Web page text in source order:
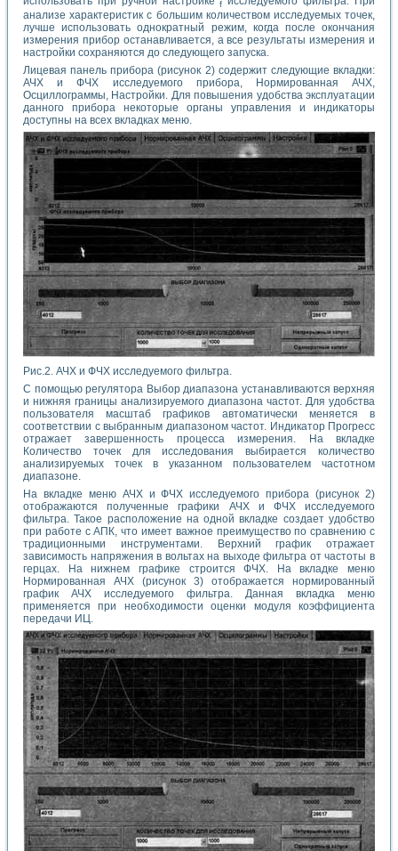
f
анализе характеристик с большим количеством исследуемых точек,
лучше использовать однократный режим, когда после окончания
измерения прибор останавливается, а все результаты измерения и
настройки сохраняются до следующего запуска.
Лицевая панель прибора (рисунок 2) содержит следующие вкладки:
АЧХ и ФЧХ исследуемого прибора, Нормированная АЧХ,
Осциллограммы, Настройки. Для повышения удобства эксплуатации
данного прибора некоторые органы управления и индикаторы
доступны на всех вкладках меню.
Рис.2. АЧХ и ФЧХ исследуемого фильтра.
С помощью регулятора Выбор диапазона устанавливаются верхняя
и нижняя границы анализируемого диапазона частот. Для удобства
пользователя масштаб графиков автоматически меняется в
соответствии с выбранным диапазоном частот. Индикатор Прогресс
отражает завершенность процесса измерения. На вкладке
Количество точек для исследования выбирается количество
анализируемых точек в указанном пользователем частотном
диапазоне.
На вкладке меню АЧХ и ФЧХ исследуемого прибора (рисунок 2)
отображаются полученные графики АЧХ и ФЧХ исследуемого
фильтра. Такое расположение на одной вкладке создает удобство
при работе с АПК, что имеет важное преимущество по сравнению с
традиционными инструментами. Верхний график отражает
зависимость напряжения в вольтах на выходе фильтра от частоты в
герцах. На нижнем графике строится ФЧХ. На вкладке меню
Нормированная АЧХ (рисунок 3) отображается нормированный
график АЧХ исследуемого фильтра. Данная вкладка меню
применяется при необходимости оценки модуля коэффициента
передачи ИЦ.